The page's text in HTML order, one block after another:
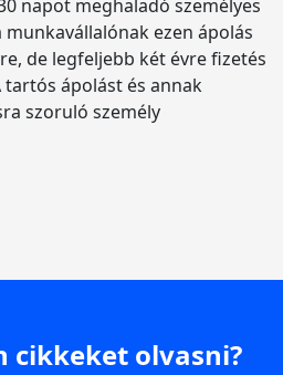
napot meghaladó személyes
ezen ápolás
de legfeljebb két évre fizetés
ápolást és annak
szoruló személy
cikkeket olvasni?